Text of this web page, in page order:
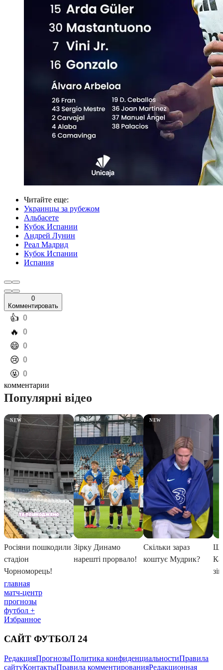
Читайте еще:
Украинцы за рубежом
Альбасете
Кубок Испании
Андрей Лунин
Реал Мадрид
Кубок Испании
Испания
0
Комментировать
️👍 0
️🔥 0
️😄 0
️😢 0
️🤬 0
комментарии
главная
матч-центр
прогнозы
футбол +
Избранное
САЙТ ФУТБОЛ 24
РедакцияПрогнозыПолитика конфиденциальностиПравила
сайтуКонтактыПравила комментированияРедакционная